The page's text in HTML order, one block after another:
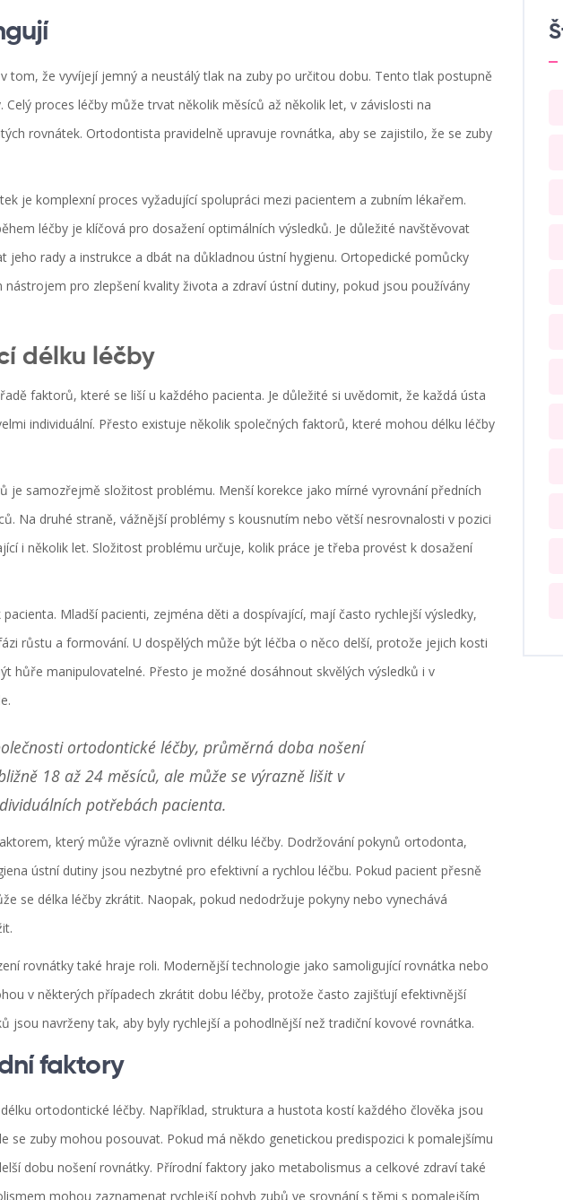
tom, že vyvíjejí jemný a neustálý tlak na zuby po určitou dobu. Tento tlak postupně
proces léčby může trvat několik měsíců až několik let, v závislosti na
rovnátek. Ortodontista pravidelně upravuje rovnátka, aby se zajistilo, že se zuby
je komplexní proces vyžadující spolupráci mezi pacientem a zubním lékařem.
léčby je klíčová pro dosažení optimálních výsledků. Je důležité navštěvovat
jeho rady a instrukce a dbát na důkladnou ústní hygienu. Ortopedické pomůcky
pro zlepšení kvality života a zdraví ústní dutiny, pokud jsou používány
délku léčby
faktorů, které se liší u každého pacienta. Je důležité si uvědomit, že každá ústa
individuální. Přesto existuje několik společných faktorů, které mohou délku léčby
je samozřejmě složitost problému. Menší korekce jako mírné vyrovnání předních
Na druhé straně, vážnější problémy s kousnutím nebo větší nesrovnalosti v pozici
i několik let. Složitost problému určuje, kolik práce je třeba provést k dosažení
Mladší pacienti, zejména děti a dospívající, mají často rychlejší výsledky,
růstu a formování. U dospělých může být léčba o něco delší, protože jejich kosti
hůře manipulovatelné. Přesto je možné dosáhnout skvělých výsledků i v
ortodontické léčby, průměrná doba nošení
18 až 24 měsíců, ale může se výrazně lišit v
potřebách pacienta.
který může výrazně ovlivnit délku léčby. Dodržování pokynů ortodonta,
ústní dutiny jsou nezbytné pro efektivní a rychlou léčbu. Pokud pacient přesně
se délka léčby zkrátit. Naopak, pokud nedodržuje pokyny nebo vynechává
rovnátky také hraje roli. Modernější technologie jako samoligující rovnátka nebo
v některých případech zkrátit dobu léčby, protože často zajišťují efektivnější
jsou navrženy tak, aby byly rychlejší a pohodlnější než tradiční kovové rovnátka.
faktory
ortodontické léčby. Například, struktura a hustota kostí každého člověka jsou
se zuby mohou posouvat. Pokud má někdo genetickou predispozici k pomalejšímu
dobu nošení rovnátky. Přírodní faktory jako metabolismus a celkové zdraví také
mohou zaznamenat rychlejší pohyb zubů ve srovnání s těmi s pomalejším